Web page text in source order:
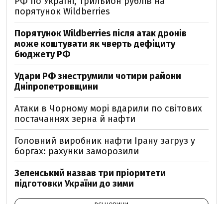
порятунок Wildberries
Порятунок Wildberries після атак дронів
може коштувати як чверть дефіциту
бюджету РФ
Удари РФ знеструмили чотири райони
Дніпропетровщини
Атаки в Чорному морі вдарили по світових
постачаннях зерна й нафти
Головний виробник нафти Ірану загруз у
боргах: рахунки заморозили
Зеленський назвав три пріоритети
підготовки України до зими